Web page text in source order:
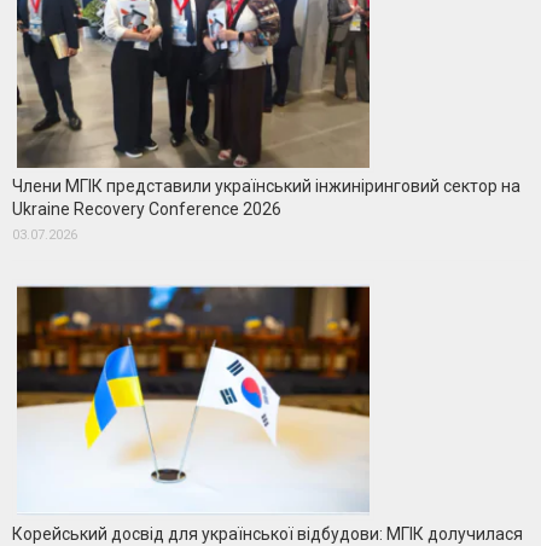
Члени МГІК представили український інжиніринговий сектор на
Ukraine Recovery Conference 2026
03.07.2026
Корейський досвід для української відбудови: МГІК долучилася